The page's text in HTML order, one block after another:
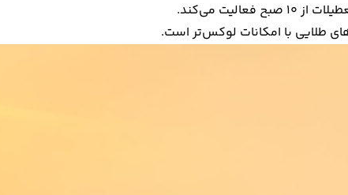
طلایی با امکانات لوکس‌تر است.